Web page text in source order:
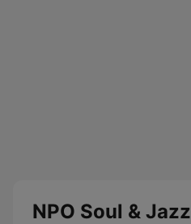
NPO Soul & Jazz